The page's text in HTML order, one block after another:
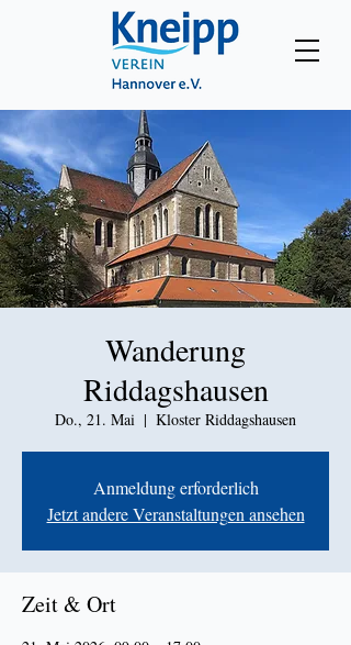
Wanderung
Riddagshausen
Do., 21. Mai
  |
Kloster Riddagshausen
Anmeldung erforderlich
Jetzt andere Veranstaltungen ansehen
Zeit & Ort